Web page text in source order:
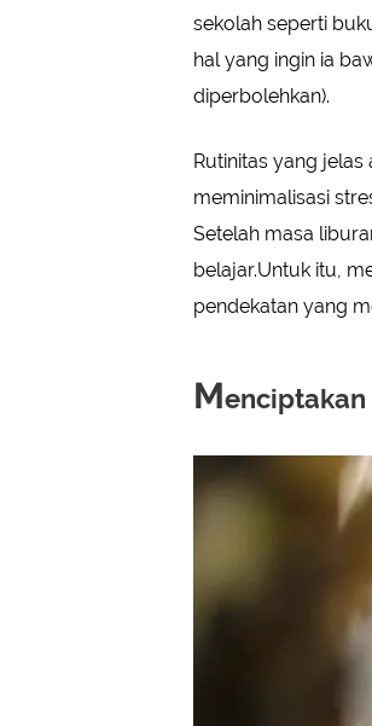
sekolah seperti
hal yang ingin ia
diperbolehkan).
Rutinitas yang
meminimalisasi
Setelah masa
belajar.Untuk itu,
pendekatan yang
Menciptakan